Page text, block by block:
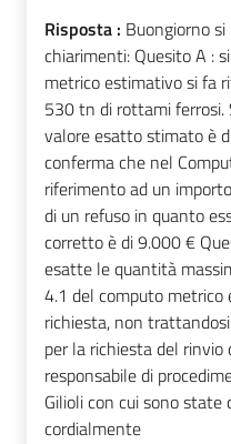
Risposta : Buongiorno
chiarimenti: Quesito A :
metrico estimativo si fa
530 tn di rottami
valore esatto stimato è
conferma che nel
riferimento ad un
di un refuso in quanto
corretto è di 9.000 €
esatte le quantità
4.1 del computo
richiesta, non
per la richiesta del
responsabile di
Gilioli con cui sono
cordialmente